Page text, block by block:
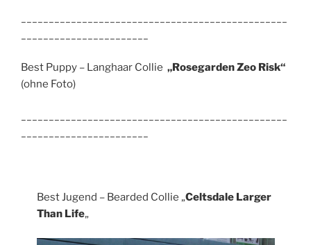
Best Puppy – Langhaar Collie „Rosegarden Zeo Risk“
(ohne Foto)
Best Jugend – Bearded Collie „Celtsdale Larger
Than Life„